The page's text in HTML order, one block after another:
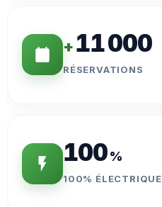
+11 000
RÉSERVATIONS
100%
100% ÉLECTRIQUE